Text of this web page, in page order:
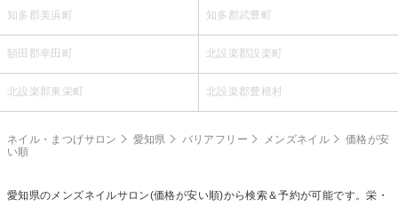
知多郡美浜町 知多郡武豊町
額田郡幸田町 北設楽郡設楽町
北設楽郡東栄町 北設楽郡豊根村
ネイル・まつげサロン 愛知県 バリアフリー メンズネイル
価格が安
い順
愛知県の メンズネイルサロン(価格が安い順)から検索＆予約が可能です。栄・